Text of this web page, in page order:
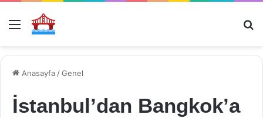
Menü
Anasayfa /Genel
İstanbul’dan Bangkok’a